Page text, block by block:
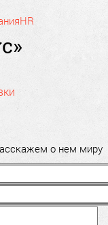
HR
о нем миру